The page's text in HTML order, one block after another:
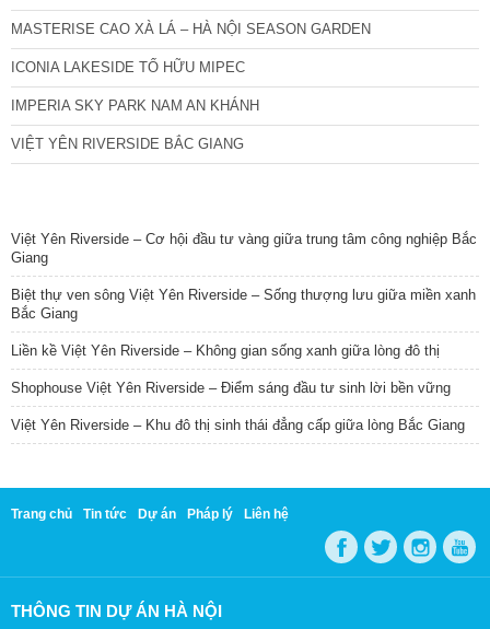
MASTERISE CAO XÀ LÁ – HÀ NỘI SEASON GARDEN
ICONIA LAKESIDE TỐ HỮU MIPEC
IMPERIA SKY PARK NAM AN KHÁNH
VIỆT YÊN RIVERSIDE BẮC GIANG
Việt Yên Riverside – Cơ hội đầu tư vàng giữa trung tâm công nghiệp Bắc
Giang
Biệt thự ven sông Việt Yên Riverside – Sống thượng lưu giữa miền xanh
Bắc Giang
Liền kề Việt Yên Riverside – Không gian sống xanh giữa lòng đô thị
Shophouse Việt Yên Riverside – Điểm sáng đầu tư sinh lời bền vững
Việt Yên Riverside – Khu đô thị sinh thái đẳng cấp giữa lòng Bắc Giang
Trang chủ Tin tức Dự án Pháp lý Liên hệ
THÔNG TIN DỰ ÁN HÀ NỘI